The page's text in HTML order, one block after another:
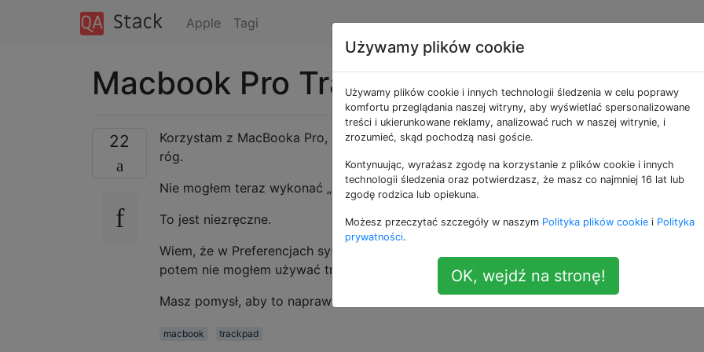
Apple Tagi
Macbook Pro TrackPad nie klika
22
Korzystam z MacBooka Pro, teraz nie można „kliknąć” TrackPada, gdy naciskam prawy
róg.
Nie mogłem teraz wykonać „kliknięcia prawym przyciskiem”.
To jest niezręczne.
Wiem, że w Preferencjach systemowych -> TrackPad mogłem ustawić „Stuknij, aby
potem nie mogłem używać trzech palców, aby przełączać różne ekrany.
Masz pomysł, aby to naprawić?
macbook trackpad
Używamy plików cookie
Używamy plików cookie i innych technologii śledzenia w celu poprawy
komfortu przeglądania naszej witryny, aby wyświetlać spersonalizowane
treści i ukierunkowane reklamy, analizować ruch w naszej witrynie, i
zrozumieć, skąd pochodzą nasi goście.
Kontynuując, wyrażasz zgodę na korzystanie z plików cookie i innych
technologii śledzenia oraz potwierdzasz, że masz co najmniej 16 lat lub
zgodę rodzica lub opiekuna.
Możesz przeczytać szczegóły w naszym Polityka plików cookie i Polityka
prywatności.
OK, wejdź na stronę!